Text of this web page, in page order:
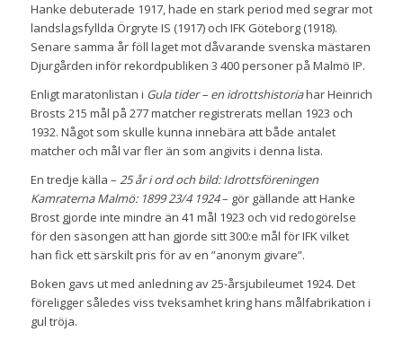
Hanke debuterade 1917, hade en stark period med segrar mot
landslagsfyllda Örgryte IS (1917) och IFK Göteborg (1918).
Senare samma år föll laget mot dåvarande svenska mästaren
Djurgården inför rekordpubliken 3 400 personer på Malmö IP.
Enligt maratonlistan i Gula tider – en idrottshistoriahar Heinrich
Brosts 215 mål på 277 matcher registrerats mellan 1923 och
1932. Något som skulle kunna innebära att både antalet
matcher och mål var fler än som angivits i denna lista.
En tredje källa – 25 år i ord och bild: Idrottsföreningen
Kamraterna Malmö: 1899 23/4 1924– gör gällande att Hanke
Brost gjorde inte mindre än 41 mål 1923 och vid redogörelse
för den säsongen att han gjorde sitt 300:e mål för IFK vilket
han fick ett särskilt pris för av en ”anonym givare”.
Boken gavs ut med anledning av 25-årsjubileumet 1924. Det
föreligger således viss tveksamhet kring hans målfabrikation i
gul tröja.